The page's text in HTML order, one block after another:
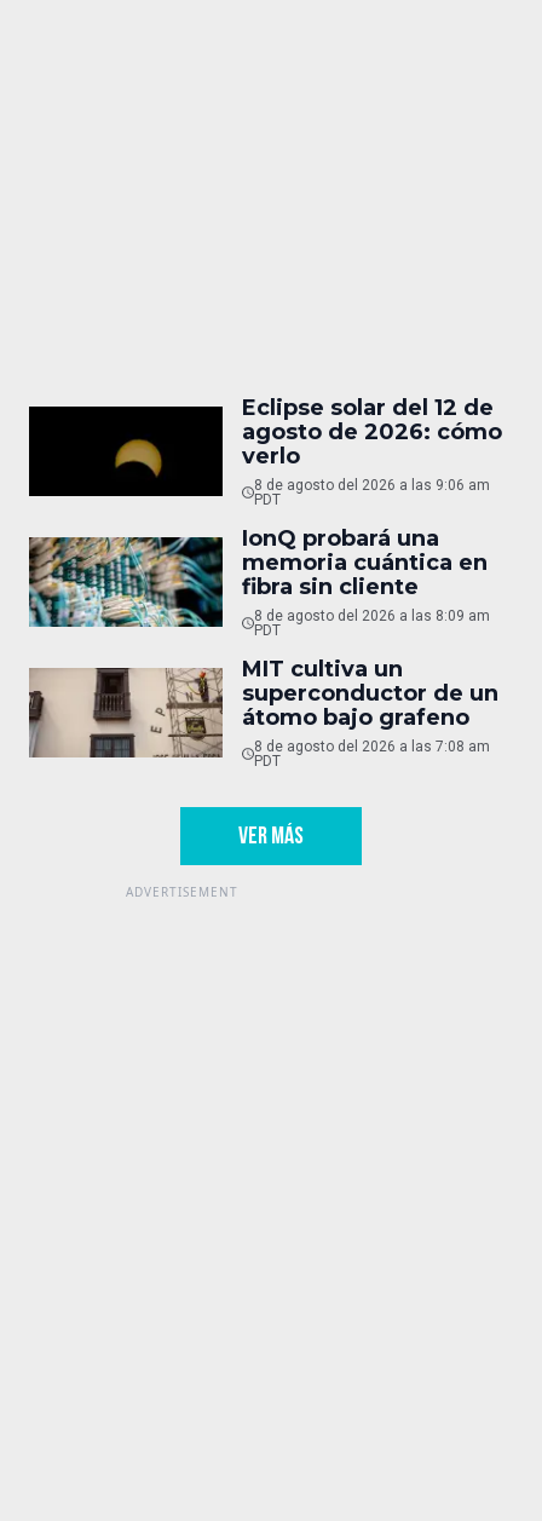
Eclipse solar del 12 de
agosto de 2026: cómo
verlo
8 de agosto del 2026 a las 9:06 am
PDT
IonQ probará una
memoria cuántica en
fibra sin cliente
8 de agosto del 2026 a las 8:09 am
PDT
MIT cultiva un
superconductor de un
átomo bajo grafeno
8 de agosto del 2026 a las 7:08 am
PDT
VER MÁS